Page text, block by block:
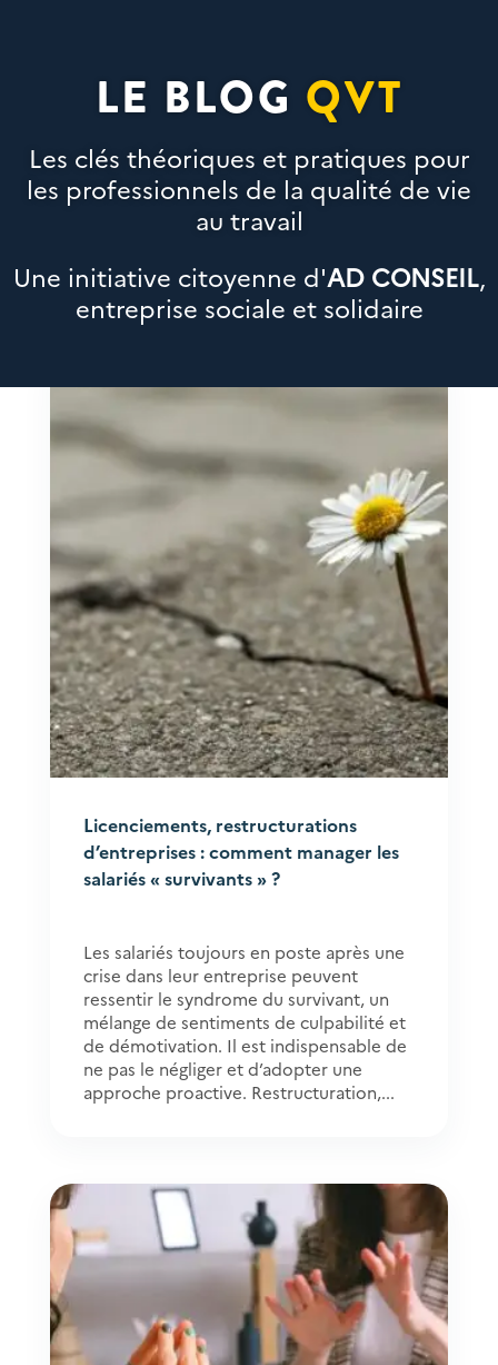
LE BLOG QVT
Les clés théoriques et pratiques pour
les professionnels de la qualité de vie
au travail
Une initiative citoyenne d'AD CONSEIL,
entreprise sociale et solidaire
Licenciements, restructurations
d’entreprises : comment manager les
salariés « survivants » ?
Les salariés toujours en poste après une
crise dans leur entreprise peuvent
ressentir le syndrome du survivant, un
mélange de sentiments de culpabilité et
de démotivation. Il est indispensable de
ne pas le négliger et d’adopter une
approche proactive. Restructuration,...